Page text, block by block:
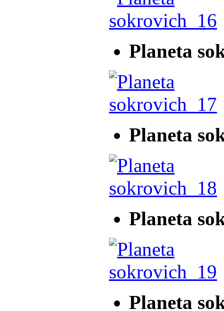
Planeta
Planeta
Planeta
Planeta